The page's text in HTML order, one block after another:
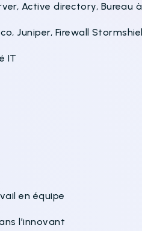
Active directory, Bureau
Juniper, Firewall
IT
en équipe
l’innovant